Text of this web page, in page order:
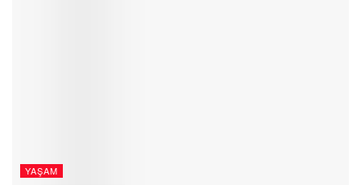
YAŞAM